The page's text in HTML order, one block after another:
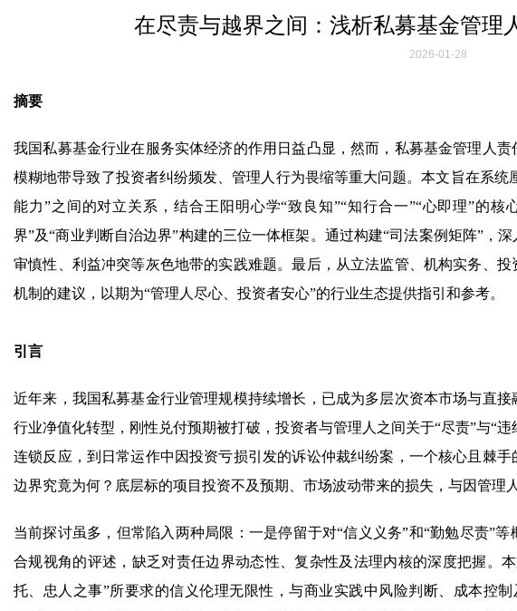
在尽责与越界之间：浅析私募基金管理
2026-01-28
摘要
我国私募基金行业在服务实体经济的作用日益凸显，然而，私募基金管理人
模糊地带导致了投资者纠纷频发、管理人行为畏缩等重大问题。本文旨在系统
能力”之间的对立关系，结合王阳明心学“致良知”“知行合一”“心即理”的
界”及“商业判断自治边界”构建的三位一体框架。通过构建“司法案例矩阵”，
审慎性、利益冲突等灰色地带的实践难题。最后，从立法监管、机构实务、
机制的建议，以期为“管理人尽心、投资者安心”的行业生态提供指引和参考。
引言
近年来，我国私募基金行业管理规模持续增长，已成为多层次资本市场与直
行业净值化转型，刚性兑付预期被打破，投资者与管理人之间关于“尽责”与“
连锁反应，到日常运作中因投资亏损引发的诉讼仲裁纠纷案，一个核心且棘
边界究竟为何？底层标的项目投资不及预期、市场波动带来的损失，与因管理
当前探讨虽多，但常陷入两种局限：一是停留于对“信义义务”和“勤勉尽责”
合规视角的评述，缺乏对责任边界动态性、复杂性及法理内核的深度把握。
托、忠人之事”所要求的信义伦理无限性，与商业实践中风险判断、成本控